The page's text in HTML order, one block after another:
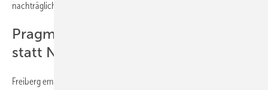
nachträgliche Einwirkungen.
Pragmatische Lösung: Folierung
statt Neulackierung
Freiberg empfahl eine pragmatische Lösung: Die Türe entweder vor